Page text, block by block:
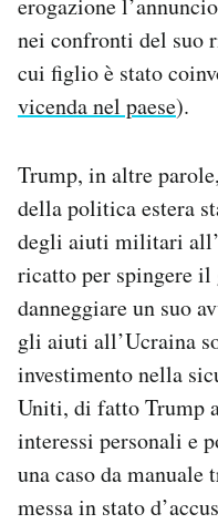
Regala il Post
Hai bisogno di aiuto?
Esci
erogazione
nei confronti del suo
cui figlio è stato
vicenda nel paese).
Trump, in altre
della politica estera
degli aiuti militari
ricatto per spingere il
danneggiare un suo
gli aiuti all’Ucraina
investimento nella
Uniti, di fatto Trump
interessi personali e
una caso da
messa in stato